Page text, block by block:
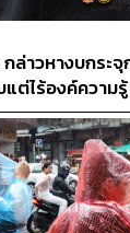
อนลำพระเพลิ
ขื่อนกระเสียว,
าวเพิ่มเติมอีก
ขนาดใหญ่ลุ่ม
พิ่มขึ้น ศูนย์ฯ
รจัดการน้ำใน
ล่าวหางบกระ
ต่ไร้องค์ความ